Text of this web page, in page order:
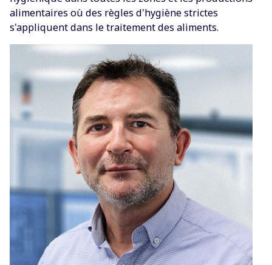
alimentaires où des règles d'hygiène strictes
s'appliquent dans le traitement des aliments.